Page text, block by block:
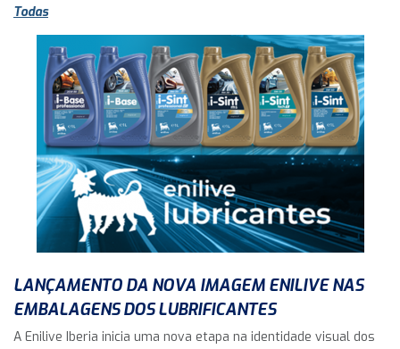
Todas
LANÇAMENTO DA NOVA IMAGEM ENILIVE NAS
EMBALAGENS DOS LUBRIFICANTES
A Enilive Iberia inicia uma nova etapa na identidade visual dos